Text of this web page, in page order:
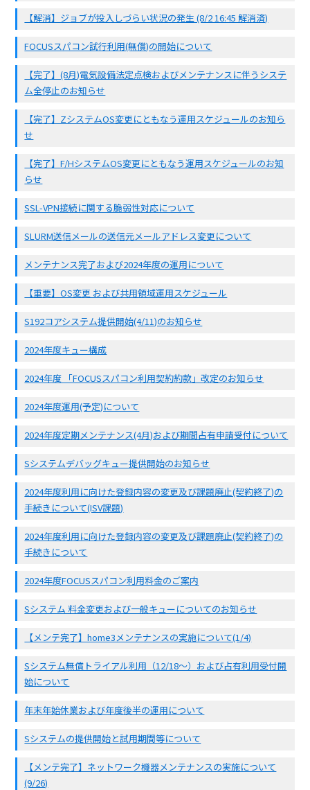
【解消】ジョブが投入しづらい状況の発生 (8/2 16:45 解消済)
FOCUSスパコン試行利用(無償)の開始について
【完了】(8月)電気設備法定点検およびメンテナンスに伴うシステ
ム全停止のお知らせ
【完了】ZシステムOS変更にともなう運用スケジュールのお知ら
せ
【完了】F/HシステムOS変更にともなう運用スケジュールのお知
らせ
SSL-VPN接続に関する脆弱性対応について
SLURM送信メールの送信元メールアドレス変更について
メンテナンス完了および2024年度の運用について
【重要】OS変更 および共用領域運用スケジュール
S192コアシステム提供開始(4/11)のお知らせ
2024年度キュー構成
2024年度 「FOCUSスパコン利用契約約款」改定のお知らせ
2024年度運用(予定)について
2024年度定期メンテナンス(4月)および期間占有申請受付について
Sシステムデバッグキュー提供開始のお知らせ
2024年度利用に向けた登録内容の変更及び課題廃止(契約終了)の
手続きについて(ISV課題)
2024年度利用に向けた登録内容の変更及び課題廃止(契約終了)の
手続きについて
2024年度FOCUSスパコン利用料金のご案内
Sシステム 料金変更および一般キューについてのお知らせ
【メンテ完了】home3メンテナンスの実施について(1/4)
Sシステム無償トライアル利用（12/18〜）および占有利用受付開
始について
年末年始休業および年度後半の運用について
Sシステムの提供開始と試用期間等について
【メンテ完了】ネットワーク機器メンテナンスの実施について
(9/26)